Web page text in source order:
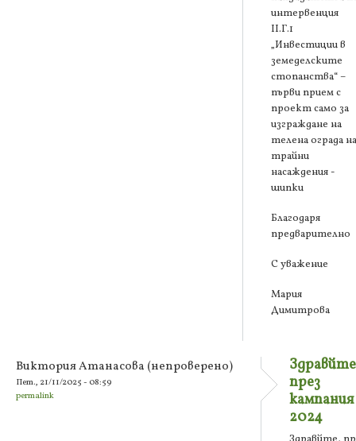
интервенция
ІІ.Г.1
„Инвестиции в
земеделските
стопанства“ –
първи прием с
проект само за
изграждане на
телена ограда на
трайни
насаждения -
шипки
Благодаря
предварително
С уважение
Мария
Димитрова
Виктория Атанасова (непроверено)
Пет., 21/11/2025 - 08:59
permalink
през
кампания
2024